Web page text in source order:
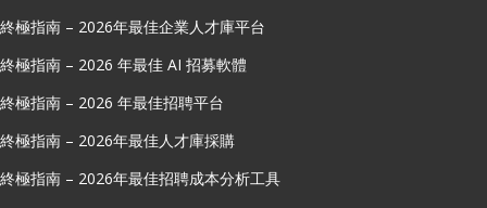
終極指南 – 2026年最佳企業人才庫平台
終極指南 – 2026 年最佳 AI 招募軟體
終極指南 – 2026 年最佳招聘平台
終極指南 – 2026年最佳人才庫採購
終極指南 – 2026年最佳招聘成本分析工具